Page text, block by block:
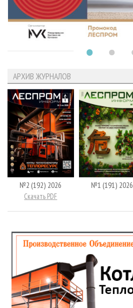
АРХИВ ЖУРНАЛОВ
№2 (192) 2026
Скачать PDF
№1 (191) 2026